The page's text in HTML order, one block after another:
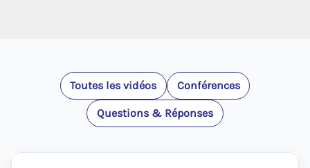
Toutes les vidéos Conférences
Questions & Réponses